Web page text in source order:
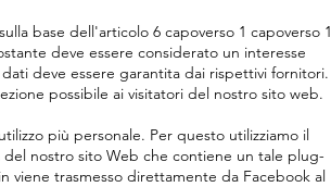
base dell'articolo 6 capoverso 1 capoverso 1
deve essere considerato un interesse
deve essere garantita dai rispettivi fornitori.
possibile ai visitatori del nostro sito web.
più personale. Per questo utilizziamo il
nostro sito Web che contiene un tale plug-
viene trasmesso direttamente da Facebook al